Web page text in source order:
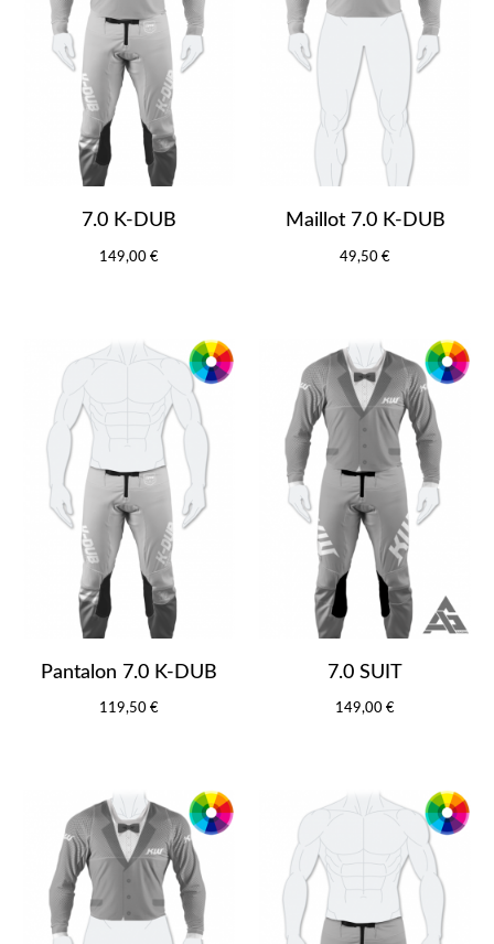
7.0 K-DUB
149,00 €
Maillot 7.0 K-DUB
49,50 €
Pantalon 7.0 K-DUB
119,50 €
7.0 SUIT
149,00 €